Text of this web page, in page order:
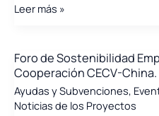
#CECVDesayuno
KH,
Dirección
de
Sistemas
Leer más »
Foro de Sostenibilidad
Cooperación CECV-China.
Ayudas y Subvenciones,
Noticias de los Proyectos